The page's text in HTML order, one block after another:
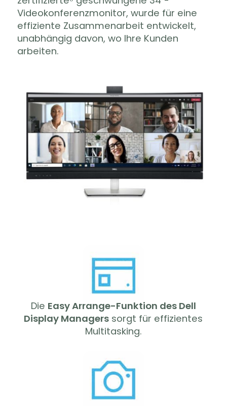
Videokonferenzmonitor, wurde für eine
effiziente Zusammenarbeit entwickelt,
unabhängig davon, wo Ihre Kunden
arbeiten.
Die Easy Arrange-Funktion des Dell
Display Managers sorgt für effizientes
Multitasking.